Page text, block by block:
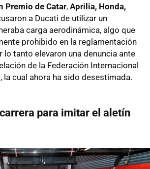
Premio de Catar, Aprilia, Honda,
a Ducati de utilizar un
carga aerodinámica, algo que
prohibido en la reglamentación
lo tanto elevaron una denuncia ante
de la Federación Internacional
cual ahora ha sido desestimada.
para imitar el aletín